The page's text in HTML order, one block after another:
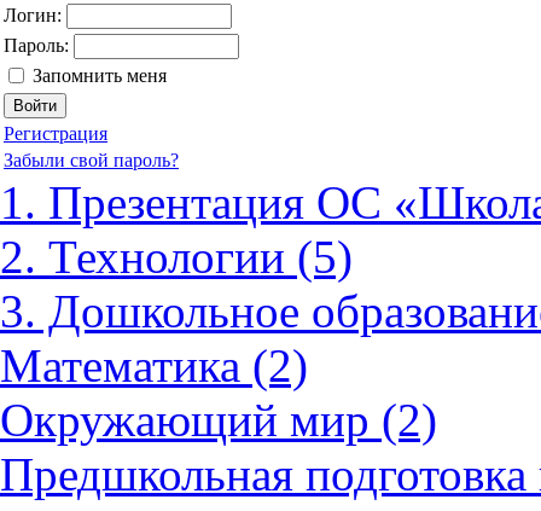
Логин:
Пароль:
Запомнить меня
Регистрация
Забыли свой пароль?
1. Презентация ОС
2. Технологии (5)
3. Дошкольное
Математика (2)
Окружающий мир (2)
Предшкольная